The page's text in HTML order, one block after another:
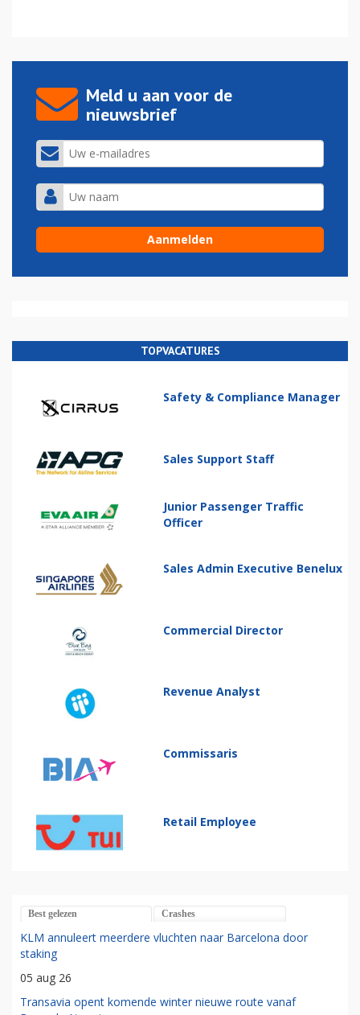
Meld u aan voor de
nieuwsbrief
TOPVACATURES
Safety & Compliance Manager
Sales Support Staff
Junior Passenger Traffic
Officer
Sales Admin Executive Benelux
Commercial Director
Revenue Analyst
Commissaris
Retail Employee
Best gelezen Crashes
KLM annuleert meerdere vluchten naar Barcelona door
staking
05 aug 26
Transavia opent komende winter nieuwe route vanaf